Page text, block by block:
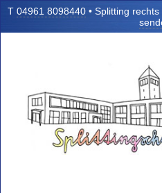
T 04961 8098440• Splitting rechts